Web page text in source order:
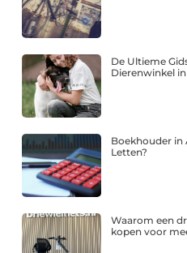
De Ultieme
Dierenwinkel
Boekhouder in
Letten?
Waarom een
kopen voor